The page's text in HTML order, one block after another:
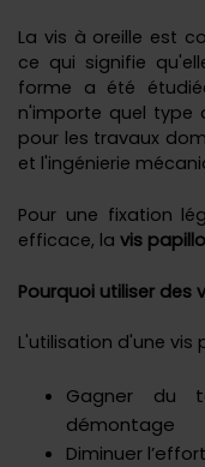
La vis à oreille est
ce qui signifie
forme a été
n'importe quel type
pour les travaux
et l'ingénierie
Pour une fixation
efficace, la vis
Pourquoi utiliser des
L'utilisation d'une vis
Gagner du
démontage
Diminuer